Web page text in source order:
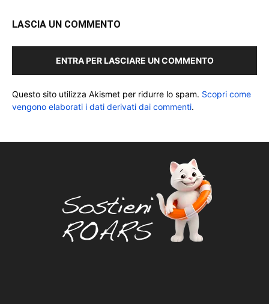
LASCIA UN COMMENTO
ENTRA PER LASCIARE UN COMMENTO
Questo sito utilizza Akismet per ridurre lo spam. Scopri come
vengono elaborati i dati derivati dai commenti.